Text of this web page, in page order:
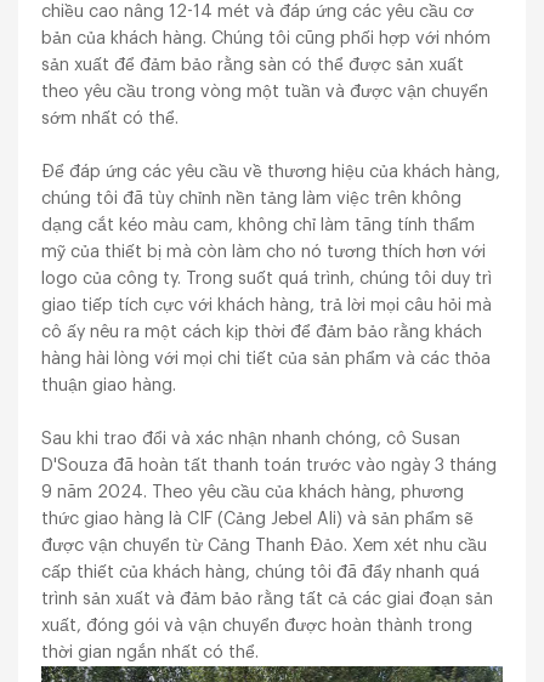
chiều cao nâng 12-14 mét và đáp ứng các yêu cầu cơ
bản của khách hàng. Chúng tôi cũng phối hợp với nhóm
sản xuất để đảm bảo rằng sàn có thể được sản xuất
theo yêu cầu trong vòng một tuần và được vận chuyển
sớm nhất có thể.
Để đáp ứng các yêu cầu về thương hiệu của khách hàng,
chúng tôi đã tùy chỉnh nền tảng làm việc trên không
dạng cắt kéo màu cam, không chỉ làm tăng tính thẩm
mỹ của thiết bị mà còn làm cho nó tương thích hơn với
logo của công ty. Trong suốt quá trình, chúng tôi duy trì
giao tiếp tích cực với khách hàng, trả lời mọi câu hỏi mà
cô ấy nêu ra một cách kịp thời để đảm bảo rằng khách
hàng hài lòng với mọi chi tiết của sản phẩm và các thỏa
thuận giao hàng.
Sau khi trao đổi và xác nhận nhanh chóng, cô Susan
D'Souza đã hoàn tất thanh toán trước vào ngày 3 tháng
9 năm 2024. Theo yêu cầu của khách hàng, phương
thức giao hàng là CIF (Cảng Jebel Ali) và sản phẩm sẽ
được vận chuyển từ Cảng Thanh Đảo. Xem xét nhu cầu
cấp thiết của khách hàng, chúng tôi đã đẩy nhanh quá
trình sản xuất và đảm bảo rằng tất cả các giai đoạn sản
xuất, đóng gói và vận chuyển được hoàn thành trong
thời gian ngắn nhất có thể.